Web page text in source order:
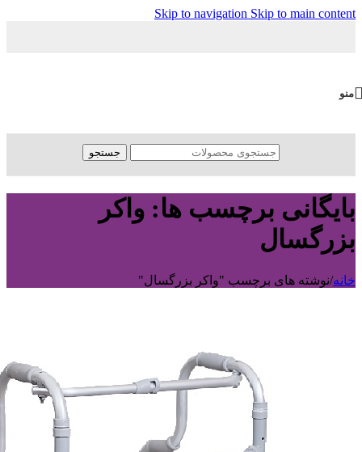
Skip to navigation Skip to main content
منو
جستجو
بایگانی برچسب ها: واکر
بزرگسال
خانه/نوشته های برچسب "واکر بزرگسال"